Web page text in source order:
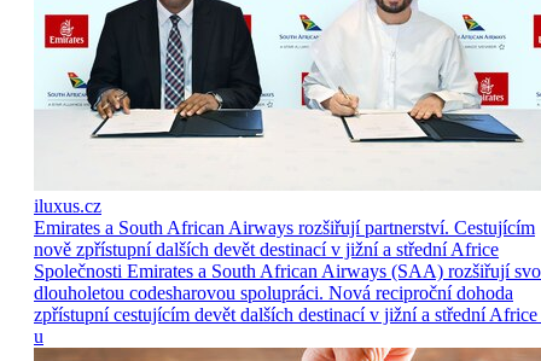
iluxus.cz
Emirates a South African Airways rozšiřují partnerství. Cestujícím
nově zpřístupní dalších devět destinací v jižní a střední Africe
Společnosti Emirates a South African Airways (SAA) rozšiřují
dlouholetou codesharovou spolupráci. Nová reciproční dohoda
zpřístupní cestujícím devět dalších destinací v jižní a střední Africe
u